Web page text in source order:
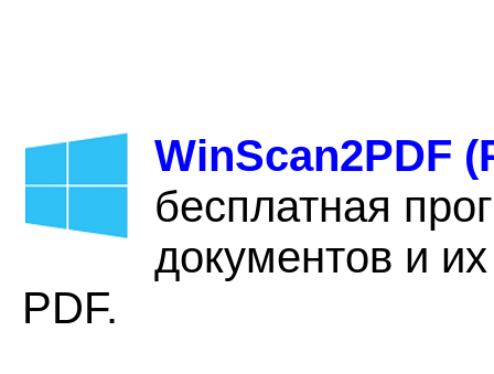
WinScan2PDF
бесплатная
документов и
PDF.